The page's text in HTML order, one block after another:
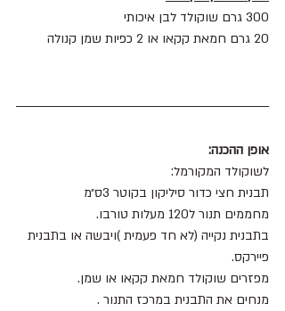
300 גרם שוקולד לבן איכותי
20 גרם חמאת קקאו או 2 כפיות שמן קנולה
אופן ההכנה:
לשוקולד המקורמל:
תבנית חצי כדור סיליקון בקוטר 3ס״מ
מחממים תנור ל120 מעלות טורבו.
בתבנית נקייה (לא חד פעמית )ויבשה או בתבנית
פיירקס.
מפזרים שוקולד חמאת קקאו או שמן.
מנחים את התבנית במרכז התנור .